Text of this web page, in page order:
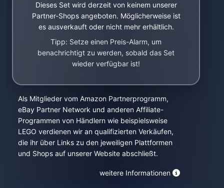
Dieses Set wird derzeit von keinem unserer
Partner-Shops angeboten. Möglicherweise ist
es ausverkauft oder nicht mehr erhältlich.
Tipp: Setze einen Preis-Alarm, um
benachrichtigt zu werden, sobald das Set
wieder verfügbar ist!
Als Mitglieder vom Amazon Partnerprogramm,
eBay Partner Network und anderen Affiliate-
Programmen von Händlern wie beispielsweise
LEGO verdienen wir an qualifizierten Verkäufen,
die ihr über Links zu den jeweiligen Plattformen
und Shops auf unserer Website abschließt.
weitere Informationen